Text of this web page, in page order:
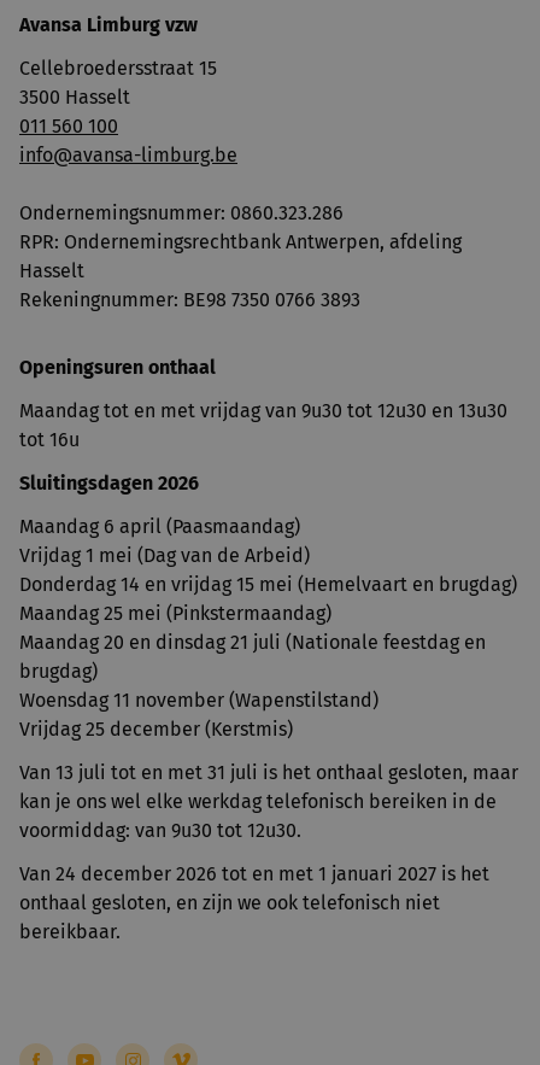
Avansa Limburg vzw
Cellebroedersstraat 15
3500 Hasselt
011 560 100
info@avansa-limburg.be
Ondernemingsnummer: ​0860.323.286
RPR: Ondernemingsrechtbank Antwerpen, afdeling
Hasselt
Rekeningnummer: BE98 7350 0766 3893
Openingsuren onthaal
Maandag tot en met vrijdag van 9u30 tot 12u30 en 13u30
tot 16u
Sluitingsdagen 2026
Maandag 6 april (Paasmaandag)
Vrijdag 1 mei (Dag van de Arbeid)
Donderdag 14 en vrijdag 15 mei (Hemelvaart en brugdag)
Maandag 25 mei (Pinkstermaandag)
Maandag 20 en dinsdag 21 juli (Nationale feestdag en
brugdag)
Woensdag 11 november (Wapenstilstand)
Vrijdag 25 december (Kerstmis)
Van 13 juli tot en met 31 juli is het onthaal gesloten, maar
kan je ons wel elke werkdag telefonisch bereiken in de
voormiddag: van 9u30 tot 12u30.
Van 24 december 2026 tot en met 1 januari 2027 is het
onthaal gesloten, en zijn we ook telefonisch niet
bereikbaar.